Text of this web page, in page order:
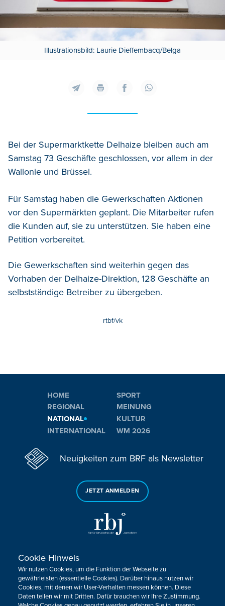
Illustrationsbild: Laurie Dieffembacq/Belga
Bei der Supermarktkette Delhaize bleiben auch am
Samstag 73 Geschäfte geschlossen, vor allem in der
Wallonie und Brüssel.
Für Samstag haben die Gewerkschaften Aktionen
vor den Supermärkten geplant. Die Mitarbeiter rufen
die Kunden auf, sie zu unterstützen. Sie haben eine
Petition vorbereitet.
Die Gewerkschaften sind weiterhin gegen das
Vorhaben der Delhaize-Direktion, 128 Geschäfte an
selbstständige Betreiber zu übergeben.
rtbf/vk
HOME
REGIONAL
NATIONAL
INTERNATIONAL
SPORT
MEINUNG
KULTUR
WM 2026
Neuigkeiten zum BRF als Newsletter
JETZT ANMELDEN
Sie haben noch Fragen oder Anmerkungen?
Impressum Datenschutz Kontakt Barrierefreiheit
Cookie Hinweis
Wir nutzen Cookies, um die Funktion der Webseite zu
gewährleisten (essentielle Cookies). Darüber hinaus nutzen wir
Cookies, mit denen wir User-Verhalten messen können. Diese
Daten teilen wir mit Dritten. Dafür brauchen wir Ihre Zustimmung.